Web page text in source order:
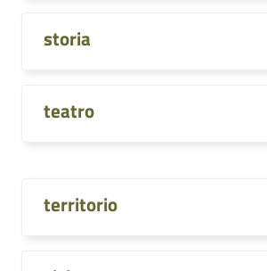
storia
teatro
territorio